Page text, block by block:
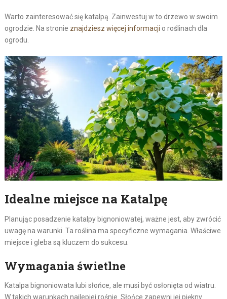
Warto zainteresować się katalpą. Zainwestuj w to drzewo w swoim
ogrodzie. Na stronie znajdziesz więcej informacji o roślinach dla
ogrodu.
Idealne miejsce na Katalpę
Planując posadzenie katalpy bignoniowatej, ważne jest, aby zwrócić
uwagę na warunki. Ta roślina ma specyficzne wymagania. Właściwe
miejsce i gleba są kluczem do sukcesu.
Wymagania świetlne
Katalpa bignoniowata lubi słońce, ale musi być osłonięta od wiatru.
W takich warunkach najlepiej rośnie. Słońce zapewni jej piękny